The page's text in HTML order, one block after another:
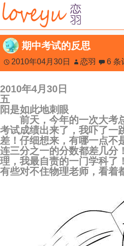
跳
过
内
容
期中考试的反思
2010年04月30日 恋羽 6 条
2010年4月
五 天
阳是如此地刺眼
前天，今年的一次大考总
考试成绩出来了，我吓了一
差！仔细想来，有哪一点不
连三分之一的分数都差几分
理，我最自责的一门学科了
有些对不住物理老师，看